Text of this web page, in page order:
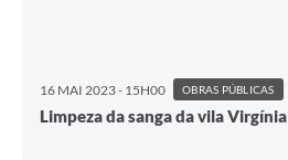
16 MAI 2023 - 15H00 OBRAS PÚBLICAS
Limpeza da sanga da vila Virgínia